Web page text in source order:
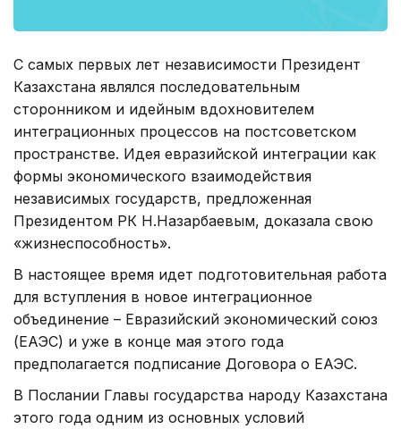
С самых первых лет независимости Президент
Казахстана являлся последовательным
сторонником и идейным вдохновителем
интеграционных процессов на постсоветском
пространстве. Идея евразийской интеграции как
формы экономического взаимодействия
независимых государств, предложенная
Президентом РК Н.Назарбаевым, доказала свою
«жизнеспособность».
В настоящее время идет подготовительная работа
для вступления в новое интеграционное
объединение – Евразийский экономический союз
(ЕАЭС) и уже в конце мая этого года
предполагается подписание Договора о ЕАЭС.
В Послании Главы государства народу Казахстана
этого года одним из основных условий